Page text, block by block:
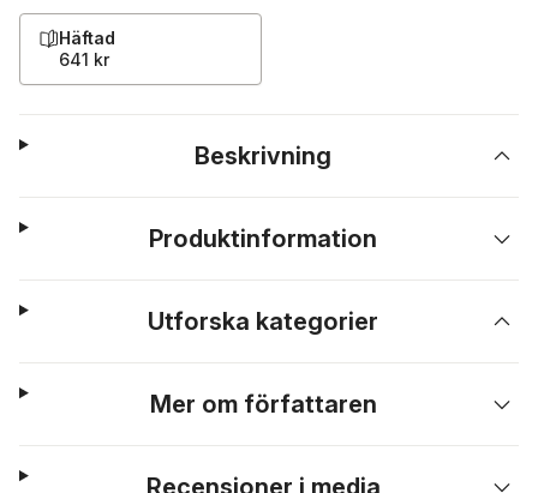
Häftad
641 kr
Beskrivning
Produktinformation
Utforska kategorier
Mer om författaren
Recensioner i media